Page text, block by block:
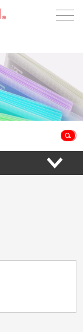
关于金得利
热销新品
新闻资讯